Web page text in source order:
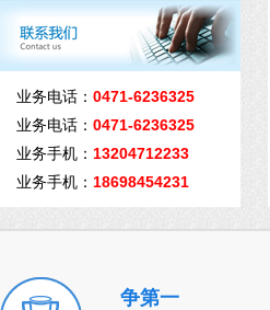
业务电话： 0471-6236325
业务电话： 0471-6236325
业务手机： 13204712233
业务手机： 18698454231
争第一